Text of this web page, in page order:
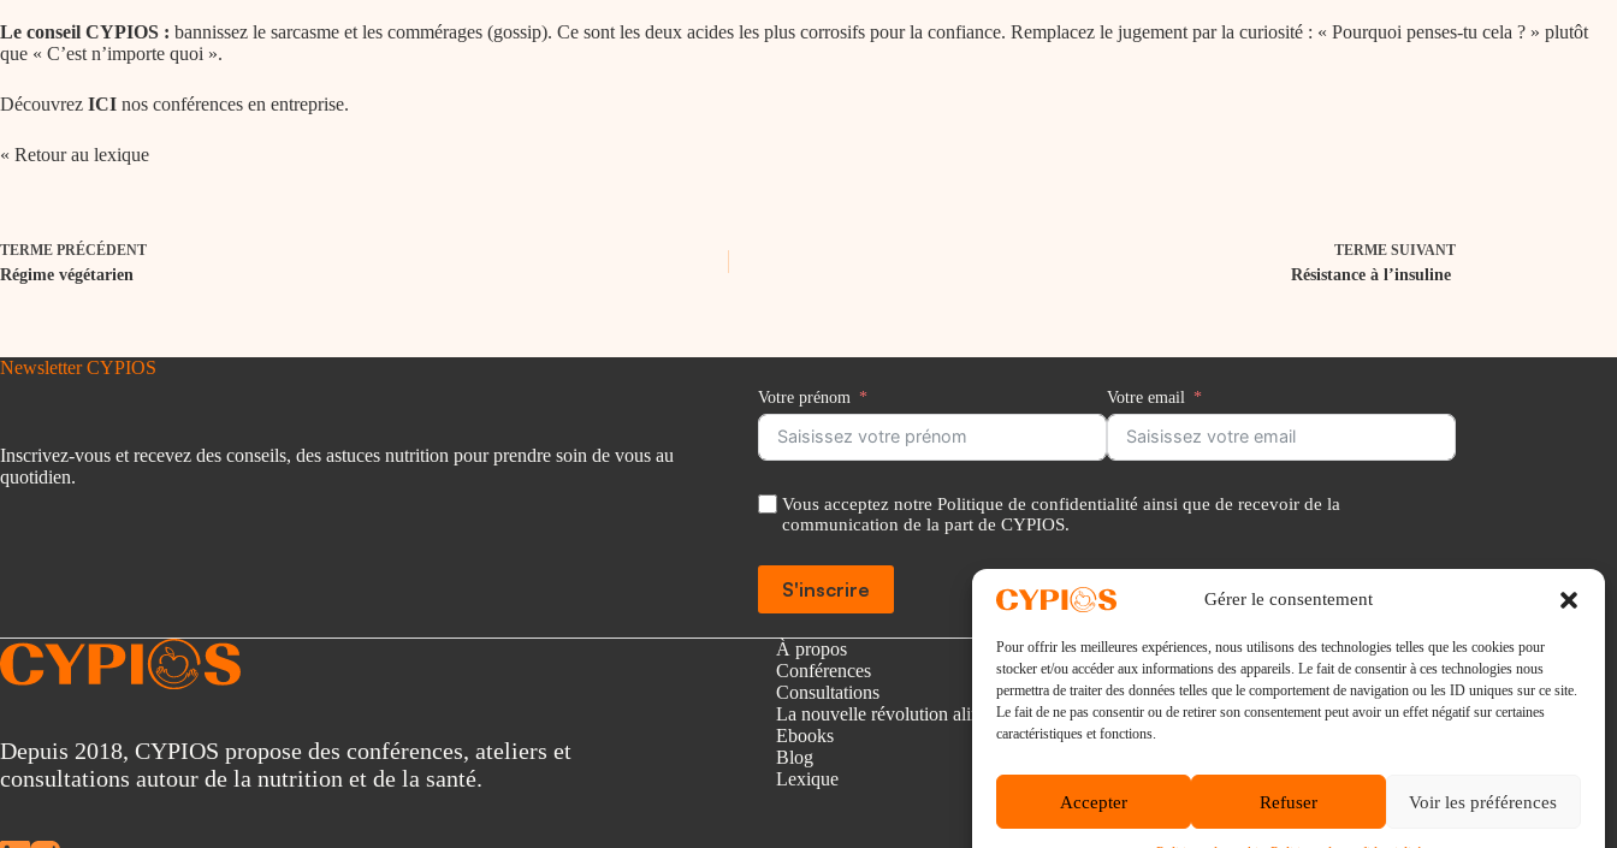
Gérer le consentement
Pour offrir les meilleures expériences, nous utilisons des technologies telles que les cookies pour
stocker et/ou accéder aux informations des appareils. Le fait de consentir à ces technologies nous
permettra de traiter des données telles que le comportement de navigation ou les ID uniques sur ce site.
Le fait de ne pas consentir ou de retirer son consentement peut avoir un effet négatif sur certaines
caractéristiques et fonctions.
Accepter Refuser Voir les préférences
Le conseil CYPIOS : bannissez le sarcasme et les commérages (gossip). Ce sont les deux acides les plus corrosifs pour la confiance. Remplacez le jugement par la curiosité : « Pourquoi penses-tu cela ? » plutôt
que « C’est n’importe quoi ».
Découvrez ICI nos conférences en entreprise.
« Retour au lexique
TERME PRÉCÉDENT
Régime végétarien
TERMESUIVANT
Résistance à l’insuline
Newsletter CYPIOS
Inscrivez-vous et recevez des conseils, des astuces nutrition pour prendre soin de vous au
quotidien.
Votre prénom Votre email
Vous acceptez notre Politique de confidentialité ainsi que de recevoir de la
communication de la part de CYPIOS.
S'inscrire
Depuis 2018, CYPIOS propose des conférences, ateliers et
consultations autour de la nutrition et de la santé.
À propos
Conférences
Consultations
La nouvelle révolution alimentaire
Ebooks
Blog
Lexique
E-mail :
via notre formulaire de contact
Consultations :
96 avenue Kleber 75116 Paris